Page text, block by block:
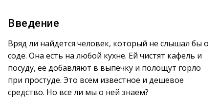
Введение
Вряд ли найдется человек, который не слышал бы о
соде. Она есть на любой кухне. Ей чистят кафель и
посуду, ее добавляют в выпечку и полощут горло
при простуде. Это всем известное и дешевое
средство. Но все ли мы о ней знаем?